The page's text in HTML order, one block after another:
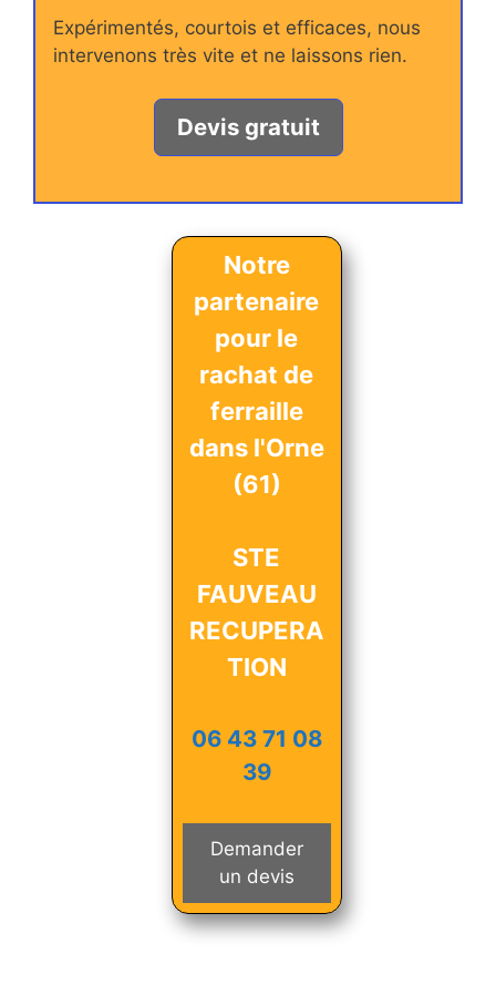
Expérimentés, courtois et efficaces, nous
intervenons très vite et ne laissons rien.
Devis gratuit
Notre
partenaire
pour le
rachat de
ferraille
dans l'Orne
(61)
STE
FAUVEAU
RECUPERA
TION
06 43 71 08
39
Demander
un devis